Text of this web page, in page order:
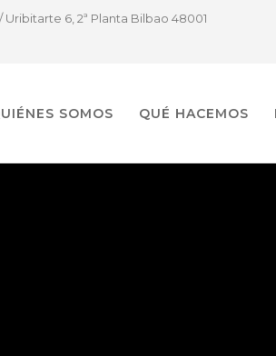
Uribitarte 6, 2ª Planta Bilbao 48001
SOMOS QUÉ HACEMOS